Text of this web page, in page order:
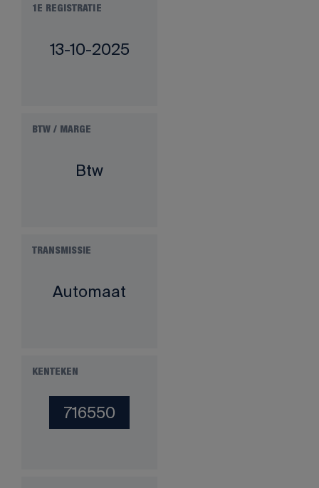
1E REGISTRATIE
13-10-2025
BTW / MARGE
Btw
TRANSMISSIE
Automaat
KENTEKEN
716550